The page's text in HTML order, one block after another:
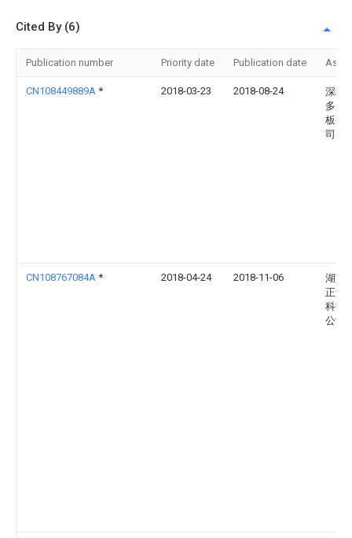
Cited By (6)
Publication number Priority date Publication date
CN108449889A * 2018-03-23 2018-08-24
深圳
多层
板有
司
CN108767084A * 2018-04-24 2018-11-06
湖南
正达
科技
公司